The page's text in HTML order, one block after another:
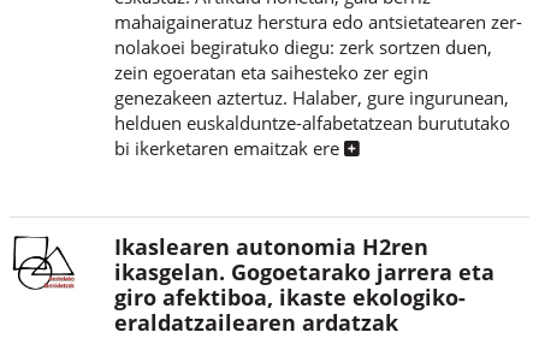
mahaigaineratuz herstura edo antsietatearen zer-
nolakoei begiratuko diegu: zerk sortzen duen,
zein egoeratan eta saihesteko zer egin
genezakeen aztertuz. Halaber, gure ingurunean,
helduen euskalduntze-alfabetatzean burututako
bi ikerketaren emaitzak ere
Ikaslearen autonomia H2ren
ikasgelan. Gogoetarako jarrera eta
giro afektiboa, ikaste ekologiko-
eraldatzailearen ardatzak